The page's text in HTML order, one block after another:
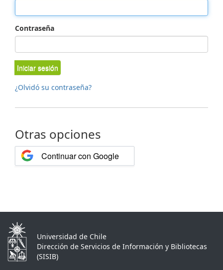
Contraseña
Iniciar sesión
¿Olvidó su contraseña?
Otras opciones
Continuar con Google
Universidad de Chile
Dirección de Servicios de Información y Bibliotecas
(SISIB)